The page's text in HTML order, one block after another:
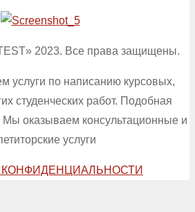
2023. Все права защищены.
услуги по написанию курсовых,
студенческих работ. Подобная
оказываем консультационные и
услуги
КОНФИДЕНЦИАЛЬНОСТИ